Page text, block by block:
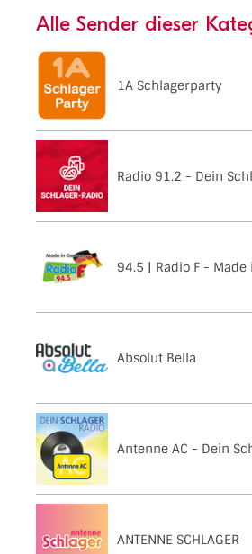
Alle Sender dieser
1A Schlagerparty
Radio 91.2 - Dein
94.5 | Radio F -
Absolut Bella
Antenne AC - Dein
ANTENNE SCHLAGER